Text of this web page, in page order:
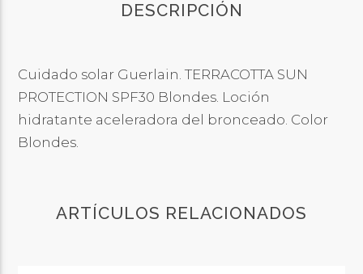
DESCRIPCIÓN
Cuidado solar Guerlain. TERRACOTTA SUN
PROTECTION SPF30 Blondes. Loción
hidratante aceleradora del bronceado. Color
Blondes.
ARTÍCULOS RELACIONADOS